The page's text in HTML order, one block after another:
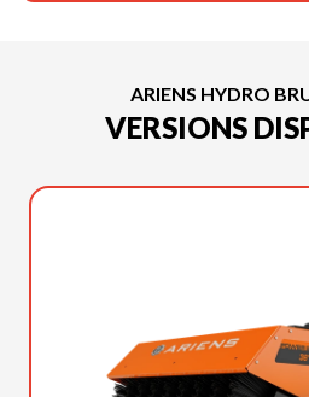
ARIENS HYDRO
VERSIONS